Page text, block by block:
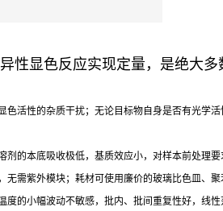
性显色反应实现定量，是绝大多
活性的杂质干扰；无论目标物自身是否有光
的本底吸收极低，基质效应小，对样本前处理
需紫外模块；耗材可使用廉价的玻璃比色皿、
的小幅波动不敏感，批内、批间重复性好，线性